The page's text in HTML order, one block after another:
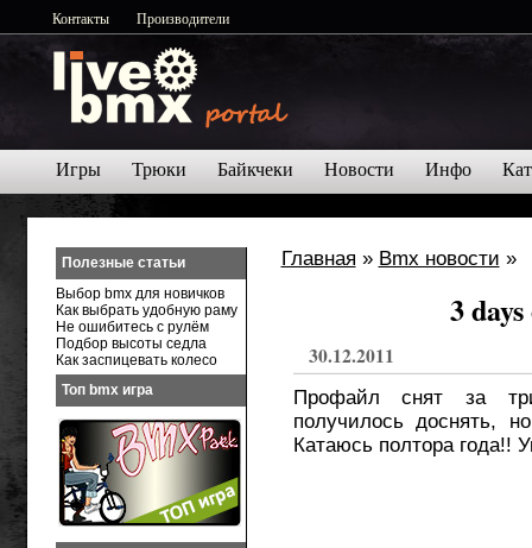
Контакты Производители
Игры Трюки Байкчеки Новости Инфо
Главная » Bmx новости »
3
30.12.2011
Профайл снят за
получилось доснять,
Катаюсь полтора года!!
Полезные статьи
Выбор bmx для новичков
Как выбрать удобную раму
Не ошибитесь с рулём
Подбор высоты седла
Как заспицевать колесо
Топ bmx игра